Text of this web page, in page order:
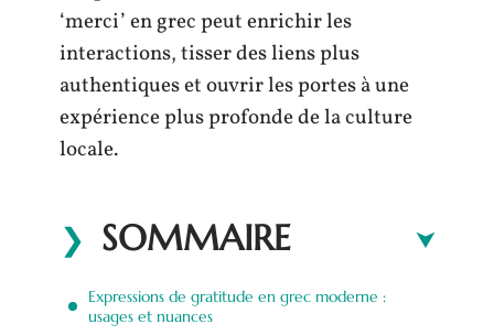
‘merci’ en grec peut enrichir les
interactions, tisser des liens plus
authentiques et ouvrir les portes à une
expérience plus profonde de la culture
locale.
SOMMAIRE
Expressions de gratitude en grec moderne :
usages et nuances